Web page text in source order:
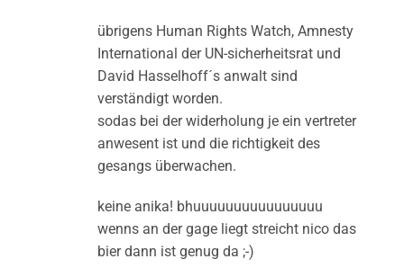
übrigens Human Rights Watch, Amnesty
International der UN-sicherheitsrat und
David Hasselhoff´s anwalt sind
verständigt worden.
sodas bei der widerholung je ein vertreter
anwesent ist und die richtigkeit des
gesangs überwachen.
keine anika! bhuuuuuuuuuuuuuuuu
wenns an der gage liegt streicht nico das
bier dann ist genug da ;-)